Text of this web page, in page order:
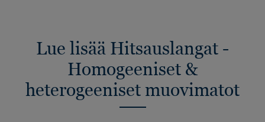
Lue lisää Hitsauslangat -
Homogeeniset &
heterogeeniset muovimatot